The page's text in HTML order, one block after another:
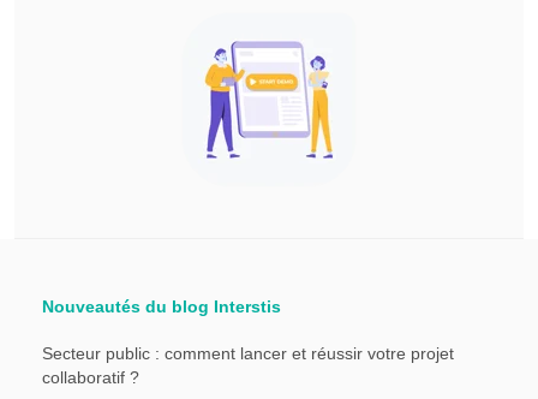
Nouveautés du blog Interstis
Secteur public : comment lancer et réussir votre projet
collaboratif ?